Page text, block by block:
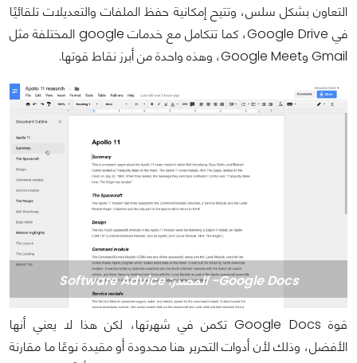
التعاون بشكل سلس، وتتيح إمكانية حفظ الملفات والتعديلات تلقائيًا
في Google Drive، كما تتكامل مع خدمات google المختلفة مثل
Gmail وGoogle Meet، وهذه واحدة من أبرز نقاط قوتها.
Google Docs- المصدر: Software Advice
قوة Google Docs تكمن في شهرتها، لكن هذا لا يعني أنها
الأفضل، وذلك لأن أدوات التحرير هنا محدودة أو مقيدة نوعًا ما مقارنة